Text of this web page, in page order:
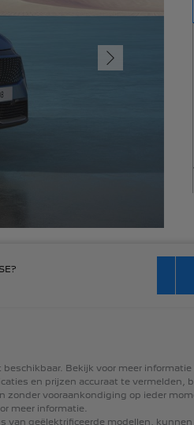
beschikbaar. Bekijk voor meer informatie
en prijzen accuraat te vermelden,
zonder vooraankondiging op ieder
meer informatie.
van geëlektrificeerde modellen, kunnen